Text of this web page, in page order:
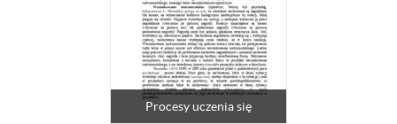
Procesy uczenia się